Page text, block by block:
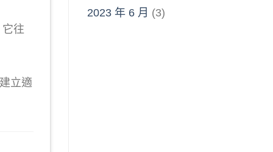
往
立適
2023 年 6 月 (3)